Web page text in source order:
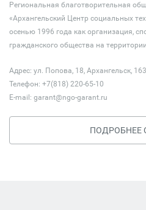
Региональная благотворительная
«Архангельский Центр социальных
осенью 1996 года как организация,
гражданского общества на
Адрес: ул. Попова, 18, Архангельск,
Телефон: +7(818) 220-65-10
E-mail: garant@ngo-garant.ru
ПОДРОБНЕЕ